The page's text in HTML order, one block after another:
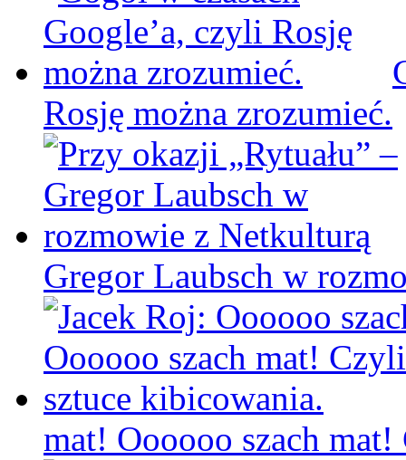
Rosję można zrozumieć.
Gregor Laubsch w
mat! Oooooo szach